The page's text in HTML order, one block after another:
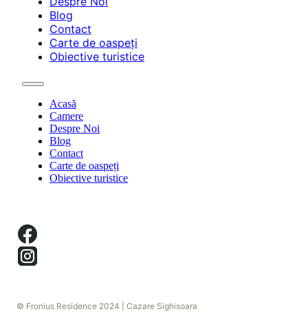
Blog
Contact
Carte de oaspeți
Obiective turistice
Acasă
Camere
Despre Noi
Blog
Contact
Carte de oaspeți
Obiective turistice
© Fronius Residence 2024 | Cazare Sighisoara